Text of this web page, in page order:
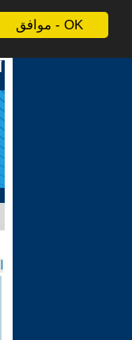
موافق - OK